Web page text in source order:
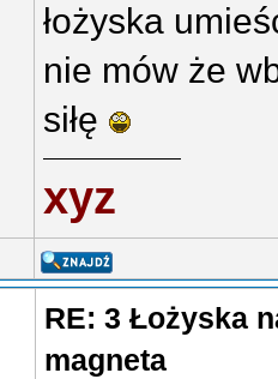
łożyska
nie mów że
siłę
xyz
RE: 3 Łożyska
magneta